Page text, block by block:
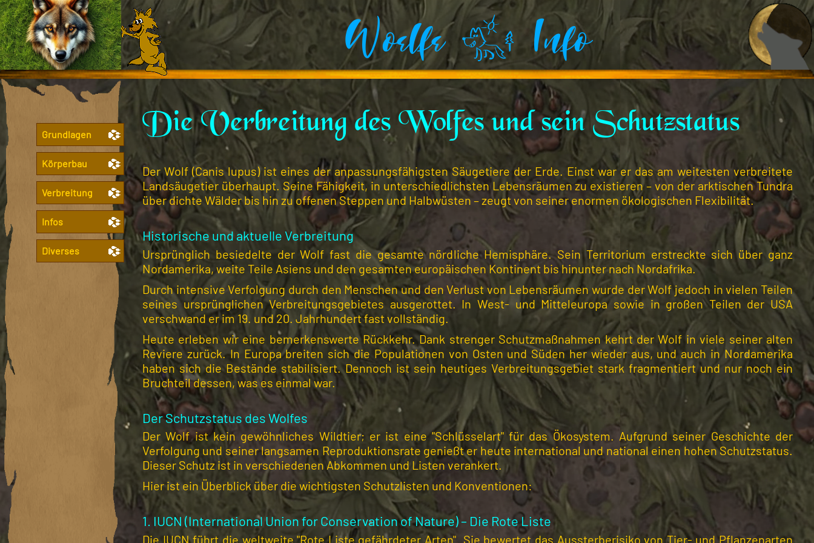
Woelfe . Info
Grundlagen
Körperbau
Verbreitung
Infos
Diverses
Die Verbreitung des Wolfes und sein Schutzstatus
Der Wolf (Canis lupus) ist eines der anpassungsfähigsten Säugetiere der Erde. Einst war er das am weitesten verbreitete
Landsäugetier überhaupt. Seine Fähigkeit, in unterschiedlichsten Lebensräumen zu existieren – von der arktischen Tundra
über dichte Wälder bis hin zu offenen Steppen und Halbwüsten – zeugt von seiner enormen ökologischen Flexibilität.
Historische und aktuelle Verbreitung
Ursprünglich besiedelte der Wolf fast die gesamte nördliche Hemisphäre. Sein Territorium erstreckte sich über ganz
Nordamerika, weite Teile Asiens und den gesamten europäischen Kontinent bis hinunter nach Nordafrika.
Durch intensive Verfolgung durch den Menschen und den Verlust von Lebensräumen wurde der Wolf jedoch in vielen Teilen
seines ursprünglichen Verbreitungsgebietes ausgerottet. In West- und Mitteleuropa sowie in großen Teilen der USA
verschwand er im 19. und 20. Jahrhundert fast vollständig.
Heute erleben wir eine bemerkenswerte Rückkehr. Dank strenger Schutzmaßnahmen kehrt der Wolf in viele seiner alten
Reviere zurück. In Europa breiten sich die Populationen von Osten und Süden her wieder aus, und auch in Nordamerika
haben sich die Bestände stabilisiert. Dennoch ist sein heutiges Verbreitungsgebiet stark fragmentiert und nur noch ein
Bruchteil dessen, was es einmal war.
Der Schutzstatus des Wolfes
Der Wolf ist kein gewöhnliches Wildtier; er ist eine "Schlüsselart" für das Ökosystem. Aufgrund seiner Geschichte der
Verfolgung und seiner langsamen Reproduktionsrate genießt er heute international und national einen hohen Schutzstatus.
Dieser Schutz ist in verschiedenen Abkommen und Listen verankert.
Hier ist ein Überblick über die wichtigsten Schutzlisten und Konventionen:
1. IUCN (International Union for Conservation of Nature) – Die Rote Liste
Die IUCN führt die weltweite "Rote Liste gefährdeter Arten". Sie bewertet das Aussterberisiko von Tier- und Pflanzenarten